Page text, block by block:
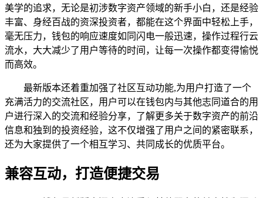
美学的追求，无论是初涉数字资产领域的新手小白，还是经验
丰富、身经百战的资深投资者，都能在这个界面中轻松上手，
毫无压力，钱包的响应速度如同闪电一般迅速，操作过程行云
流水，大大减少了用户等待的时间，让每一次操作都变得愉悦
而高效。
最新版本还着重加强了社区互动功能,为用户打造了一个
充满活力的交流社区，用户可以在钱包内与其他志同道合的用
户进行深入的交流和经验分享，了解更多关于数字资产的前沿
信息和独到的投资经验，这不仅增强了用户之间的紧密联系，
还为大家提供了一个相互学习、共同成长的优质平台。
兼容互动，打造便捷交易